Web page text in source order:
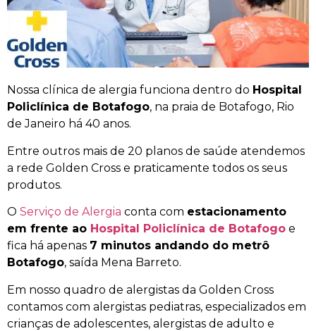
Nossa clínica de alergia funciona dentro do Hospital
Policlínica de Botafogo, na praia de Botafogo, Rio
de Janeiro há 40 anos.
Entre outros mais de 20 planos de saúde atendemos
a rede Golden Cross e praticamente todos os seus
produtos.
O Serviço de Alergia conta com estacionamento
em frente ao Hospital Policlínica de Botafogo e
fica há apenas 7 minutos andando do metrô
Botafogo, saída Mena Barreto.
Em nosso quadro de alergistas da Golden Cross
contamos com alergistas pediatras, especializados em
crianças de adolescentes, alergistas de adulto e